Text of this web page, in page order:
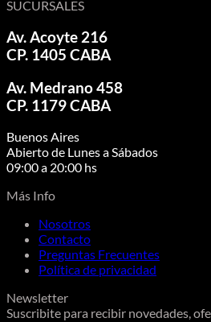
SUCURSALES
Av. Acoyte 216
CP. 1405 CABA
Av. Medrano 458
CP. 1179 CABA
Buenos Aires
Abierto de Lunes a Sábados
09:00 a 20:00 hs
Más Info
Nosotros
Contacto
Preguntas Frecuentes
Política de privacidad
Newsletter
Suscribite para recibir novedades,